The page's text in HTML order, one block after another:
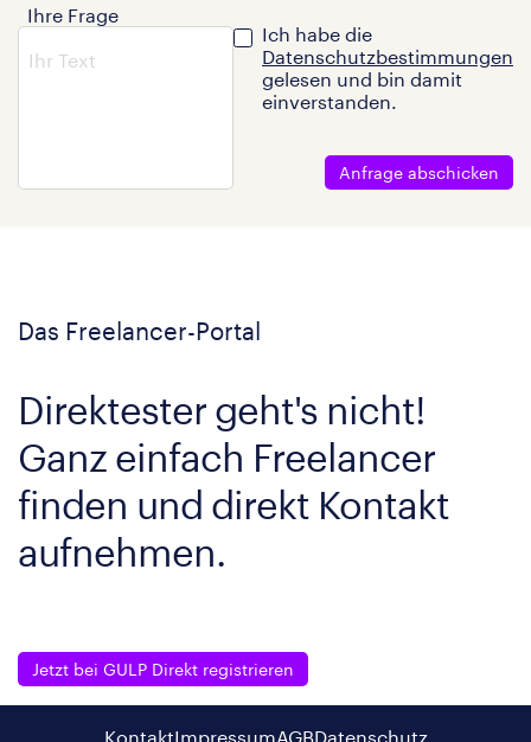
Ihre Frage
Ich habe die
Datenschutzbestimmungen
gelesen und bin damit
einverstanden.
Anfrage abschicken
Das Freelancer-Portal
Direktester geht's nicht!
Ganz einfach Freelancer
finden und direkt Kontakt
aufnehmen.
Jetzt bei GULP Direkt registrieren
KontaktImpressumAGBDatenschutz